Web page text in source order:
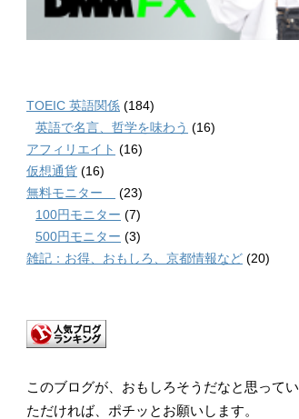
TOEIC 英語関係 (184)
英語で名言、哲学を味わう (16)
アフィリエイト (16)
仮想通貨 (16)
無料モニター
(23)
100円モニター (7)
500円モニター (3)
雑記：お得、おもしろ、京都情報など (20)
このブログが、おもしろそうだなと思ってい
ただければ、ポチッとお願いします。